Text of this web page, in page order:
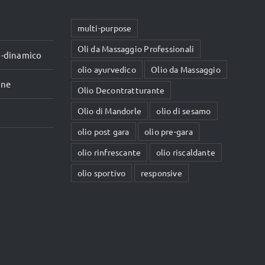
dinamico
multi-purpose
Oli da Massaggio Professionali
olio ayurvedico
Olio da Massaggio
Olio Decontratturante
Olio di Mandorle
olio di sesamo
olio post gara
olio pre-gara
olio rinfrescante
olio riscaldante
olio sportivo
responsive